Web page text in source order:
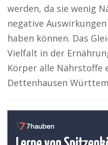
werden, da sie wenig
negative
haben können. Das
Vielfalt in der
Körper alle Nährstoffe
Dettenhausen